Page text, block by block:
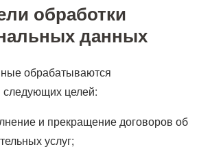
обработки
данных
обрабатываются
следующих целей:
и прекращение договоров об
услуг;